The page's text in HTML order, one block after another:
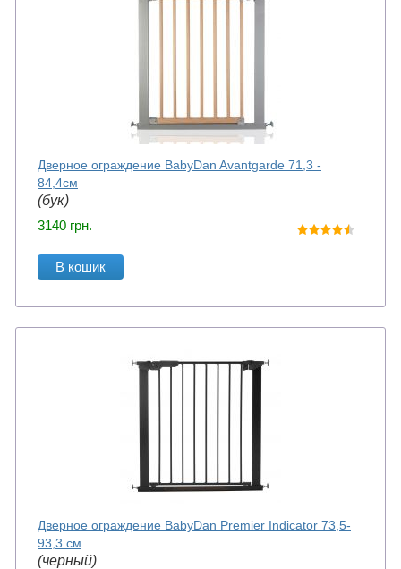
Дверное ограждение BabyDan Avantgarde 71,3 -
84,4см
(бук)
3140 грн.
В кошик
Дверное ограждение BabyDan Premier Indicator 73,5-
93,3 см
(черный)